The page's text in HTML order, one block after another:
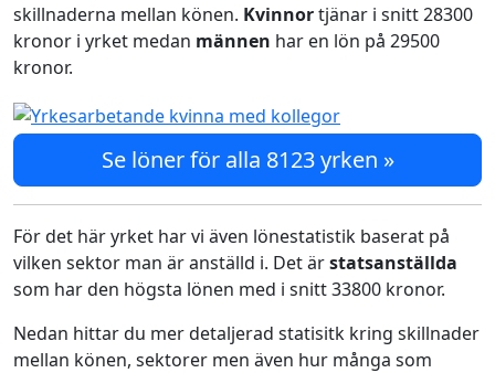
skillnaderna mellan könen. Kvinnortjänar i snitt 28300
kronor i yrket medan männen har en lön på 29500
kronor.
Se löner för alla 8123 yrken »
För det här yrket har vi även lönestatistik baserat på
vilken sektor man är anställd i. Det ärstatsanställda
som har den högsta lönen med i snitt 33800 kronor.
Nedan hittar du mer detaljerad statisitk kring skillnader
mellan könen, sektorer men även hur många som